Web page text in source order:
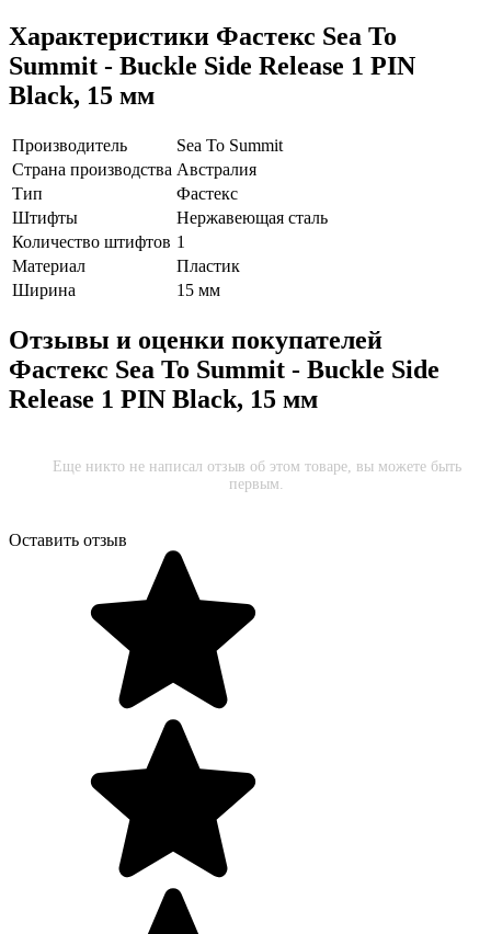
Характеристики Фастекс Sea To
Summit - Buckle Side Release 1 PIN
Black, 15 мм
Производитель
Sea To Summit
Страна производства Австралия
Тип
Фастекс
Штифты
Нержавеющая сталь
Количество штифтов 1
Материал
Пластик
Ширина
15 мм
Отзывы и оценки покупателей
Фастекс Sea To Summit - Buckle Side
Release 1 PIN Black, 15 мм
Еще никто не написал отзыв об этом товаре, вы можете быть
первым.
Оставить отзыв